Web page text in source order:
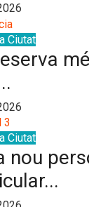
Ciutat
Ciutat
nou